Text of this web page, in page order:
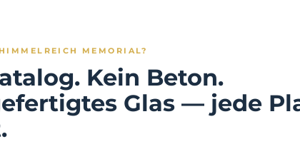
MEMORIAL?
Kein Beton.
Glas — jede